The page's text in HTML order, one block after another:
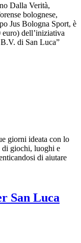
Dalla Verità,
bolognese,
Jus Bologna Sport, è
dell’iniziativa
di San Luca”
giorni ideata con lo
di giochi, luoghi e
di aiutare
San Luca